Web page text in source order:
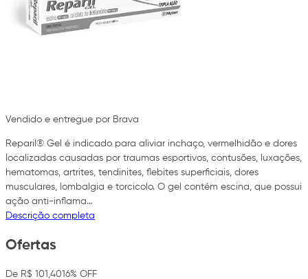
Vendido e entregue por Brava
Reparil® Gel é indicado para aliviar inchaço, vermelhidão e dores
localizadas causadas por traumas esportivos, contusões, luxações,
hematomas, artrites, tendinites, flebites superficiais, dores
musculares, lombalgia e torcicolo. O gel contém escina, que possui
ação anti-inflama…
Descrição completa
Ofertas
De R$ 101,4016% OFF